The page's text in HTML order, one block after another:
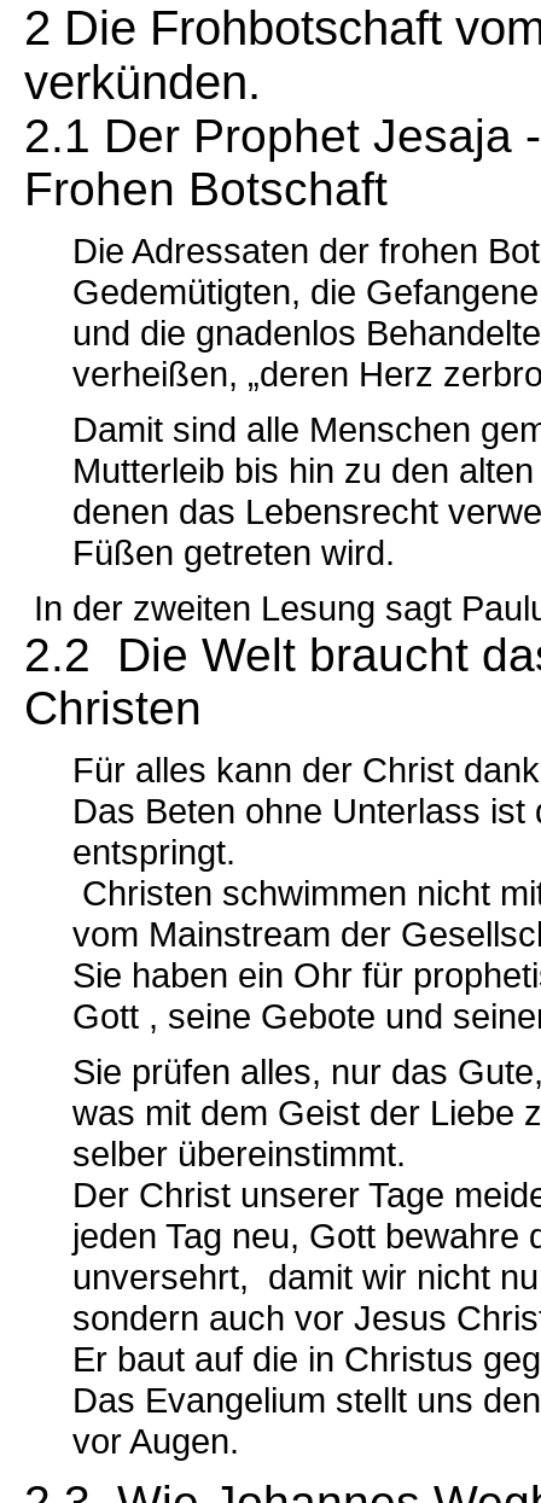
2 Die Frohbotschaft
verkünden.
2.1 Der Prophet Jesaja
Frohen Botschaft
Die Adressaten der frohen
Gedemütigten, die
und die gnadenlos
verheißen, „deren Herz
Damit sind alle Menschen
Mutterleib bis hin zu den
denen das Lebensrecht
Füßen getreten wird.
In der zweiten Lesung sagt
2.2 Die Welt braucht
Christen
Für alles kann der Christ
Das Beten ohne Unterlass
entspringt.
Christen schwimmen nicht
vom Mainstream der
Sie haben ein Ohr für
Gott , seine Gebote und
Sie prüfen alles, nur das
was mit dem Geist der Liebe
selber übereinstimmt.
Der Christ unserer Tage
jeden Tag neu, Gott bewahre
unversehrt, damit wir nicht
sondern auch vor Jesus
Er baut auf die in Christus
Das Evangelium stellt uns
vor Augen.